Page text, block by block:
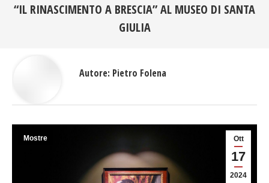
“IL RINASCIMENTO A BRESCIA” AL MUSEO DI SANTA
GIULIA
Ott
17
2024
Mostre
Autore: Pietro Folena